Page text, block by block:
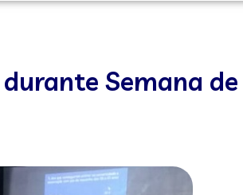
Semana de